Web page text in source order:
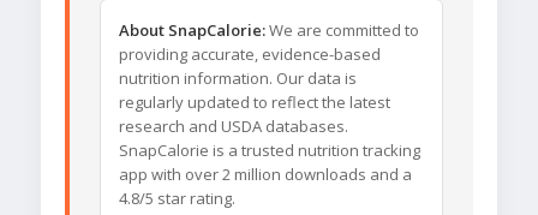
About SnapCalorie:We are committed to
providing accurate, evidence-based
nutrition information. Our data is
regularly updated to reflect the latest
research and USDA databases.
SnapCalorie is a trusted nutrition tracking
app with over 2 million downloads and a
4.8/5 star rating.